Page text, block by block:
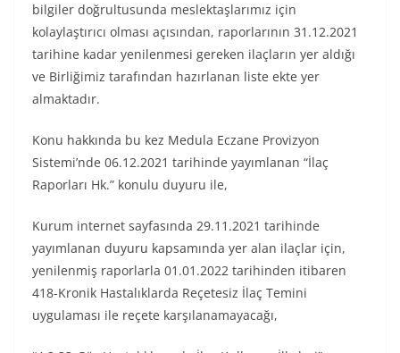
bilgiler doğrultusunda meslektaşlarımız için
kolaylaştırıcı olması açısından, raporlarının 31.12.2021
tarihine kadar yenilenmesi gereken ilaçların yer aldığı
ve Birliğimiz tarafından hazırlanan liste ekte yer
almaktadır.
Konu hakkında bu kez Medula Eczane Provizyon
Sistemi’nde 06.12.2021 tarihinde yayımlanan “İlaç
Raporları Hk.” konulu duyuru ile,
Kurum internet sayfasında 29.11.2021 tarihinde
yayımlanan duyuru kapsamında yer alan ilaçlar için,
yenilenmiş raporlarla 01.01.2022 tarihinden itibaren
418-Kronik Hastalıklarda Reçetesiz İlaç Temini
uygulaması ile reçete karşılanamayacağı,